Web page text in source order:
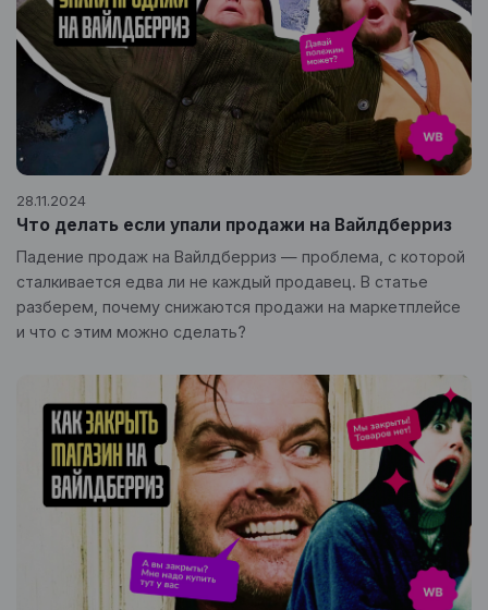
28.11.2024
Что делать если упали продажи на Вайлдберриз
Падение продаж на Вайлдберриз — проблема, с которой
сталкивается едва ли не каждый продавец. В статье
разберем, почему снижаются продажи на маркетплейсе
и что с этим можно сделать?